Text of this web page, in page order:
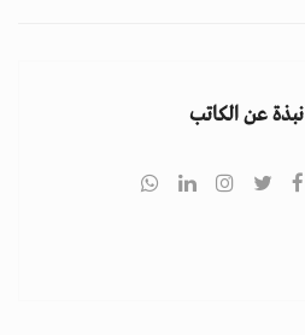
نبذة عن الكاتب